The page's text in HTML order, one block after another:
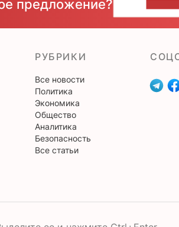
предложение?
РУБРИКИ
Все новости
Политика
Экономика
Общество
Аналитика
Безопасность
Все статьи